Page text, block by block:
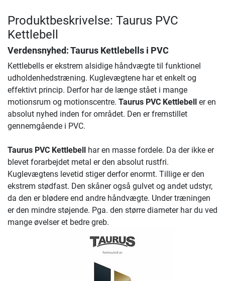
Produktbeskrivelse: Taurus PVC
Kettlebell
Verdensnyhed: Taurus Kettlebells i PVC
Kettlebells er ekstrem alsidige håndvægte til funktionel
udholdenhedstræning. Kuglevægtene har et enkelt og
effektivt princip. Derfor har de længe stået i mange
motionsrum og motionscentre. Taurus PVC Kettlebell
er en
absolut nyhed inden for området. Den er fremstillet
gennemgående i PVC.
Taurus PVC Kettlebell
har en masse fordele. Da der ikke er
blevet forarbejdet metal er den absolut rustfri.
Kuglevægtens levetid stiger derfor enormt. Tillige er den
ekstrem stødfast. Den skåner også gulvet og andet udstyr,
da den er blødere end andre håndvægte. Under træningen
er den mindre støjende. Pga. den større diameter har du ved
mange øvelser et bedre greb.